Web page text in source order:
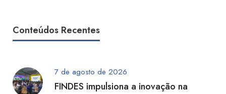
Conteúdos Recentes
7 de agosto de 2026
FINDES impulsiona a inovação na